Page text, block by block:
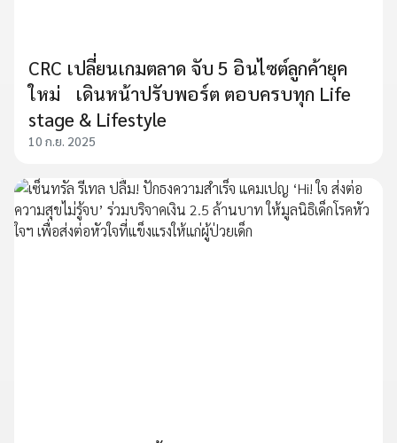
CRC เปลี่ยนเกมตลาด จับ 5 อินไซต์ลูกค้ายุค
ใหม่ เดินหน้าปรับพอร์ต ตอบครบทุก Life
stage & Lifestyle
10 ก.ย. 2025